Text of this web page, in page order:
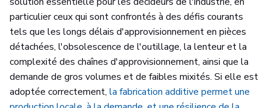
particulier ceux qui sont confrontés à des défis courants
tels que les longs délais d'approvisionnement en pièces
détachées, l'obsolescence de l'outillage, la lenteur et la
complexité des chaînes d'approvisionnement, ainsi que la
demande de gros volumes et de faibles mixités. Si elle est
adoptée correctement, la fabrication additive permet une